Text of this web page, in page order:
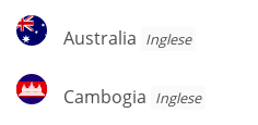
Australia
Australia Inglese
Cambogia
Cambogia Inglese